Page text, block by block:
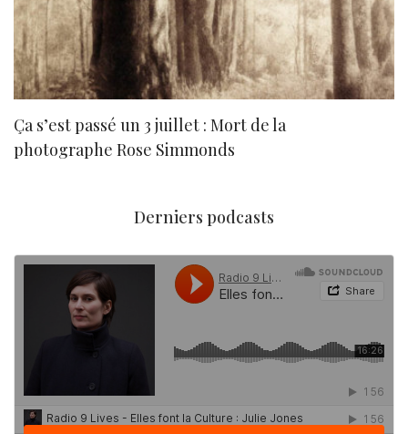
Ça s’est passé un 3 juillet : Mort de la
photographe Rose Simmonds
Derniers podcasts